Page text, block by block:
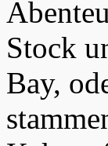
Stock
Bay,